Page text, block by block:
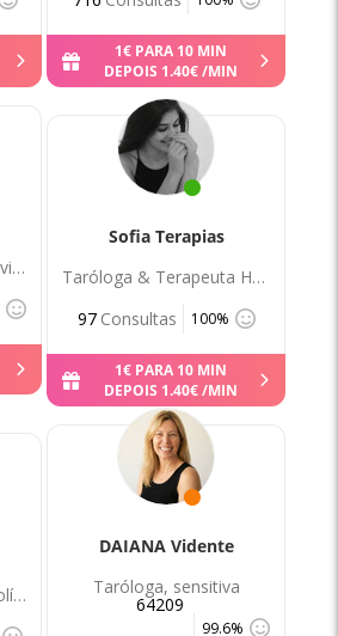
1€ PARA 10 MIN
DEPOIS 1.40€/MIN
💖Cartomante 💖🌟Clarividência✨
Sofia Terapias
Taróloga & Terapeuta Holística
97 Consultas 100%
1€ PARA 10 MIN
DEPOIS 1.40€/MIN
Taróloga, Terapeuta Holística
DAIANA Vidente
Taróloga, sensitiva
64209
99.6%